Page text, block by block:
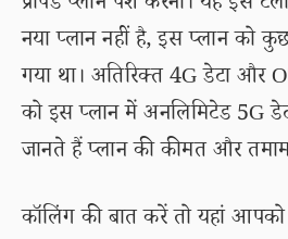
नया प्लान नहीं है, इस प्लान को
गया था। अतिरिक्त 4G डेटा और
को इस प्लान में अनलिमिटेड 5G
जानते हैं प्लान की कीमत और
कॉलिंग की बात करें तो यहां